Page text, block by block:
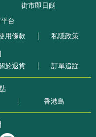
街市即日餸
台
用條款 私隱政策
於退貨 訂單追踨
香港島